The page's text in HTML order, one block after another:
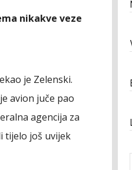
nikakve veze
je Zelenski.
avion juče pao
agencija za
tijelo još uvijek